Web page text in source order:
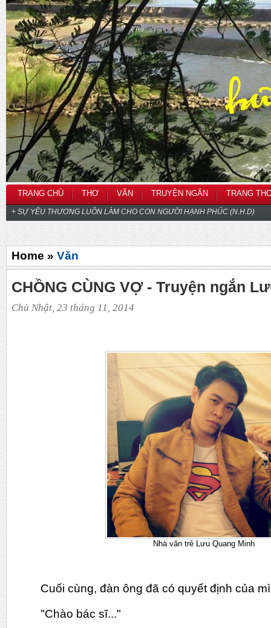
TRANG CHỦ THƠ VĂN TRUYỆN NGẮN TRANG
+ SỰ YÊU THƯƠNG LUÔN LÀM CHO CON NGƯỜI HẠNH PHÚC (N.H.D)
Home » Văn
CHỒNG CÙNG VỢ - Truyện ngắn
Chủ Nhật, 23 tháng 11, 2014
Nhà văn trẻ Lưu Quang Minh
Cuối cùng, đàn ông đã có quyết định của
"Chào bác sĩ..."